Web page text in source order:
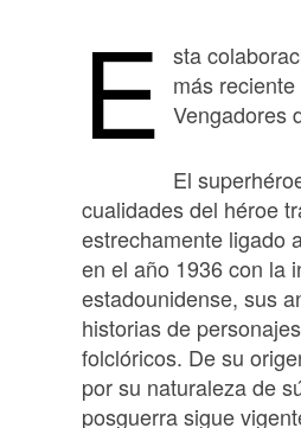
E sta
más
Vengadores
El
cualidades del héroe
estrechamente ligado
en el año 1936 con la
estadounidense, sus
historias de
folclóricos. De su
por su naturaleza de
posguerra sigue